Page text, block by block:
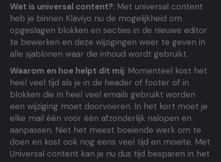
Wat is universal content?: Met universal content
heb je binnen Klaviyo nu de mogelijkheid om
opgeslagen blokken en secties in de nieuwe editor
te bewerken en deze wijzigingen weer te geven in
alle sjablonen waar die inhoud wordt gebruikt.
Waarom en hoe helpt dit mij: Momenteel kost het
heel veel tijd als je in de header of footer of in
blokken die in heel veel emails gebruikt worden
een wijziging moet doorvoeren. In het kort moet je
elke mail één voor één afzonderlijk nalopen en
aanpassen. Niet het meest boeiende werk om te
doen en kost ook nog eens veel tijd en moeite. Met
Universal content kan je nu dus tijd besparen in het